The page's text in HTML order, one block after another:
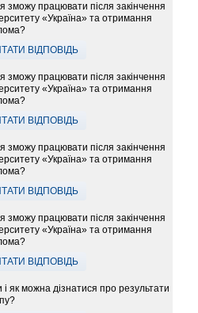
зможу працювати після закінчення
«Україна» та отримання
ВІДПОВІДЬ
зможу працювати після закінчення
«Україна» та отримання
ВІДПОВІДЬ
зможу працювати після закінчення
«Україна» та отримання
ВІДПОВІДЬ
зможу працювати після закінчення
«Україна» та отримання
ВІДПОВІДЬ
і як можна дізнатися про результати